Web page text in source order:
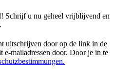
Schrijf u nu geheel vrijblijvend en
uitschrijven door op de link in de
mailadressen door. Door je in te